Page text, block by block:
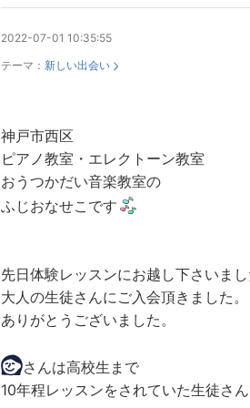
2022-07-01 10:35:55
テーマ： 新しい出会い
神戸市西区
ピアノ教室・エレクトーン教室
おうつかだい音楽教室の
ふじおなせこです
先日体験レッスンにお越し下さいまし
大人の生徒さんにご入会頂きました。
ありがとうございました。
さんは高校生まで
10年程レッスンをされていた生徒さ